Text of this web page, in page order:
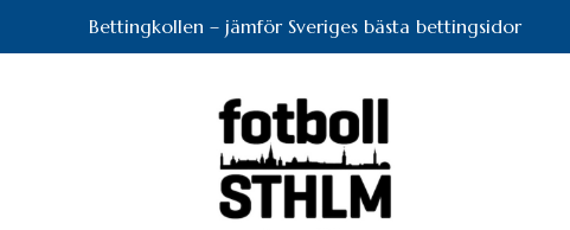
Bettingkollen – jämför Sveriges bästa bettingsidor